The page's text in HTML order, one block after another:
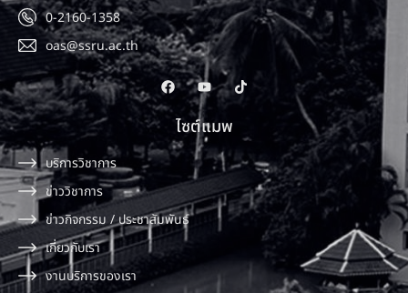
0-2160-1358
oas@ssru.ac.th
ไซต์แมพ
บริการวิชาการ
ข่าววิชาการ
ข่าวกิจกรรม / ประชาสัมพันธ์
เกี่ยวกับเรา
งานบริการของเรา